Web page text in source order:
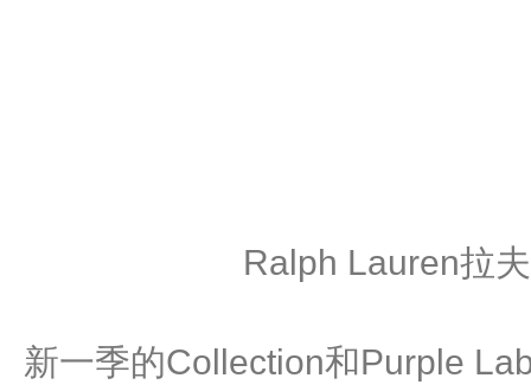
Ralph Lauren拉
新一季的Collection和Purple